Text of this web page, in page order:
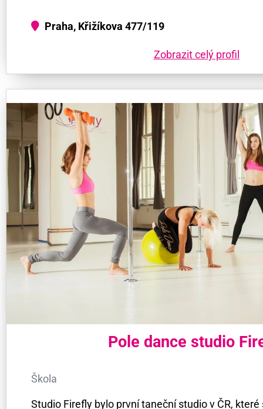
Praha, Křižíkova 477/119
Zobrazit celý profil
Pole dance studio
Škola
Studio Firefly bylo první taneční studio v ČR, které